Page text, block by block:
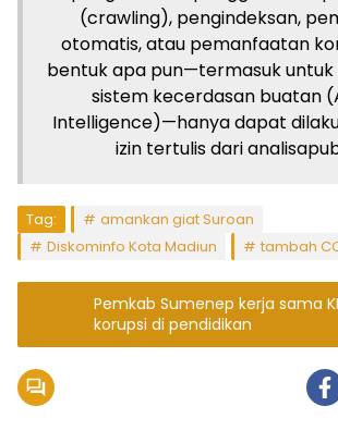
(crawling), pengindeksan,
otomatis, atau pemanfaatan
bentuk apa pun—termasuk
sistem kecerdasan buatan
Intelligence)—hanya dapat
izin tertulis dari
Tag:
amankan giat Suroan
Diskominfo Kota Madiun
tambah
Pemkab Sumenep kerja sama
korupsi di pendidikan